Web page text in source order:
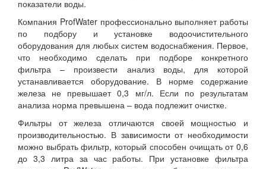
показатели воды.
Компания ProfWater профессионально выполняет работы
по подбору и установке водоочистительного
оборудования для любых систем водоснабжения. Первое,
что необходимо сделать при подборе конкретного
фильтра – произвести анализ воды, для которой
устанавливается оборудование. В норме содержание
железа не превышает 0,3 мг/л. Если по результатам
анализа норма превышена – вода подлежит очистке.
Фильтры от железа отличаются своей мощностью и
производительностью. В зависимости от необходимости
можно выбрать фильтр, который способен очищать от 0,6
до 3,3 литра за час работы. При установке фильтра